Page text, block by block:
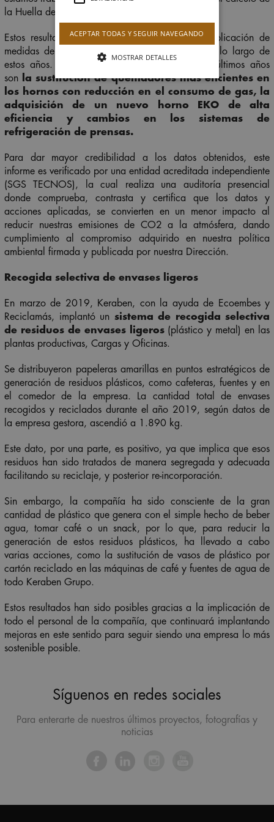
la Huella de 2019.
Estos resultados se han logrado gracias a la aplicación de
medidas de eficiencia energética implantadas a lo largo de
estos años. Las más representativas de los dos últimos años
son
la sustitución de quemadores más eficientes en
los hornos con reducción en el consumo de gas, la
adquisición de un nuevo horno EKO de alta
eficiencia y cambios en los sistemas de
refrigeración de prensas.
Para dar mayor credibilidad a los datos obtenidos, este
informe es verificado por una entidad acreditada independiente
(SGS TECNOS), la cual realiza una auditoría presencial
donde comprueba, contrasta y certifica que los datos y
acciones aplicadas, se convierten en un menor impacto al
reducir nuestras emisiones de CO2 a la atmósfera, dando
cumplimiento al compromiso adquirido en nuestra política
ambiental firmada y publicada por nuestra Dirección.
Recogida selectiva de envases ligeros
En marzo de 2019, Keraben, con la ayuda de Ecoembes y
Reciclamás, implantó un sistema de recogida selectiva
de residuos de envases ligeros(plástico y metal) en las
plantas productivas, Cargas y Oficinas.
Se distribuyeron papeleras amarillas en puntos estratégicos de
generación de residuos plásticos, como cafeteras, fuentes y en
el comedor de la empresa. La cantidad total de envases
recogidos y reciclados durante el año 2019, según datos de
la empresa gestora, ascendió a 1.890 kg.
Este dato, por una parte, es positivo, ya que implica que esos
residuos han sido tratados de manera segregada y adecuada
facilitando su reciclaje, y posterior re-incorporación.
Sin embargo, la compañía ha sido consciente de la gran
cantidad de plástico que genera con el simple hecho de beber
agua, tomar café o un snack, por lo que, para reducir la
generación de estos residuos plásticos, ha llevado a cabo
varias acciones, como la sustitución de vasos de plástico por
cartón reciclado en las máquinas de café y fuentes de agua de
todo Keraben Grupo.
Estos resultados han sido posibles gracias a la implicación de
todo el personal de la compañía, que continuará implantando
mejoras en este sentido para seguir siendo una empresa lo más
sostenible posible.
Síguenos en redes sociales
Para enterarte de nuestros últimos proyectos, fotografías y
noticias
ACEPTAR TODAS Y SEGUIR NAVEGANDO
MOSTRAR DETALLES